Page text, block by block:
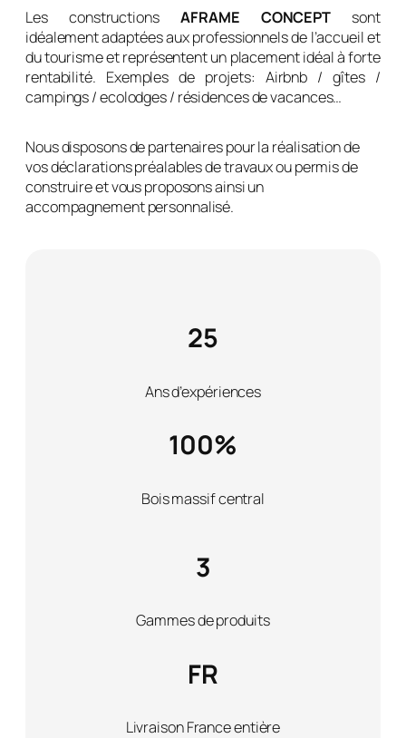
Les constructionsAFRAME CONCEPTsont
idéalement adaptées aux professionnels de l’accueil et
du tourisme et représentent un placement idéal à forte
rentabilité. Exemples de projets: Airbnb / gîtes /
Nous disposons de partenaires pour la réalisation de
vos déclarations préalables de travaux ou permis de
construire et vous proposons ainsi un
25
100%
3
FR